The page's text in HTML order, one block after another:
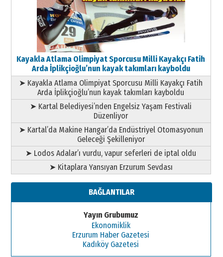
Kayakla Atlama Olimpiyat Sporcusu Milli Kayakçı Fatih
Arda İplikçioğlu’nun kayak takımları kayboldu
➤ Kayakla Atlama Olimpiyat Sporcusu Milli Kayakçı Fatih
Arda İplikçioğlu’nun kayak takımları kayboldu
➤ Kartal Belediyesi’nden Engelsiz Yaşam Festivali
Düzenliyor
➤ Kartal’da Makine Hangar’da Endüstriyel Otomasyonun
Geleceği Şekilleniyor
➤ Lodos Adalar’ı vurdu, vapur seferleri de iptal oldu
➤ Kitaplara Yansıyan Erzurum Sevdası
BAĞLANTILAR
Yayın Grubumuz
Ekonomiklik
Erzurum Haber Gazetesi
Kadıköy Gazetesi